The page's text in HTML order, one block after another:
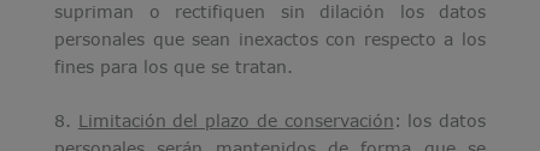
supriman o rectifiquen sin dilación los datos
personales que sean inexactos con respecto a los
fines para los que se tratan.
8. Limitación del plazo de conservación: los datos